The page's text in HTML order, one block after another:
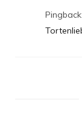
Pingback: